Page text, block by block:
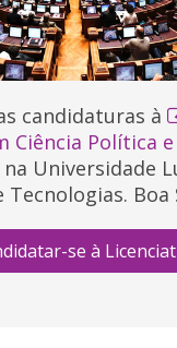
candidaturas à
Ciência Política e
na Universidade
Tecnologias. Boa
se à